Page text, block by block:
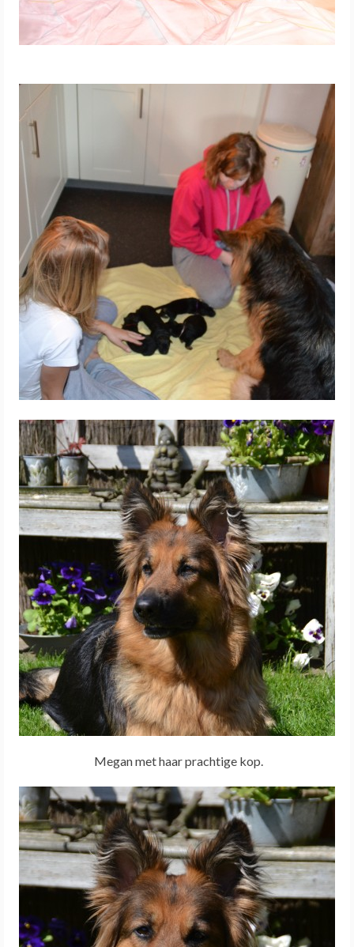
Megan met haar prachtige kop.